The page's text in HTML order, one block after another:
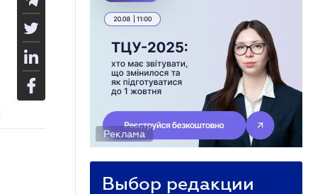
Реклама
Выбор редакции